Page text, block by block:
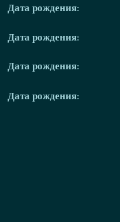
Дата рождения:
Дата рождения:
Дата рождения:
Дата рождения: